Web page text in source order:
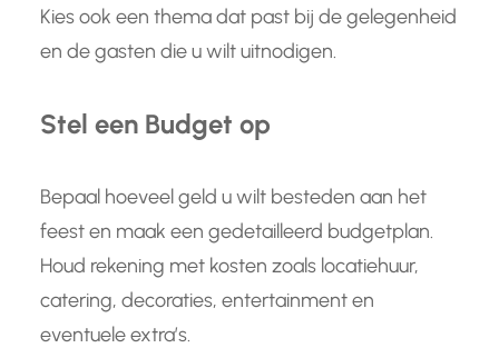
Kies ook een thema dat past bij de gelegenheid
en de gasten die u wilt uitnodigen.
Stel een Budget op
Bepaal hoeveel geld u wilt besteden aan het
feest en maak een gedetailleerd budgetplan.
Houd rekening met kosten zoals locatiehuur,
catering, decoraties, entertainment en
eventuele extra’s.